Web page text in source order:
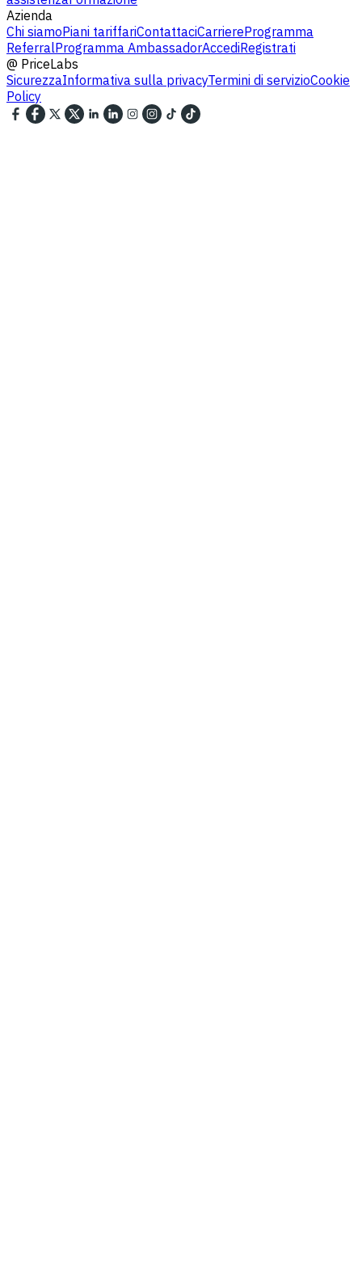
Azienda
Chi siamoPiani tariffariContattaciCarriereProgramma
ReferralProgramma AmbassadorAccediRegistrati
@ PriceLabs
SicurezzaInformativa sulla privacyTermini di servizioCookie
Policy